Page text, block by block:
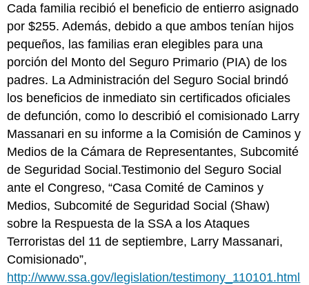
Cada familia recibió el beneficio de entierro asignado
por $255. Además, debido a que ambos tenían hijos
pequeños, las familias eran elegibles para una
porción del Monto del Seguro Primario (PIA) de los
padres. La Administración del Seguro Social brindó
los beneficios de inmediato sin certificados oficiales
de defunción, como lo describió el comisionado Larry
Massanari en su informe a la Comisión de Caminos y
Medios de la Cámara de Representantes, Subcomité
de Seguridad Social.Testimonio del Seguro Social
ante el Congreso, “Casa Comité de Caminos y
Medios, Subcomité de Seguridad Social (Shaw)
sobre la Respuesta de la SSA a los Ataques
Terroristas del 11 de septiembre, Larry Massanari,
Comisionado”,
http://www.ssa.gov/legislation/testimony_110101.html